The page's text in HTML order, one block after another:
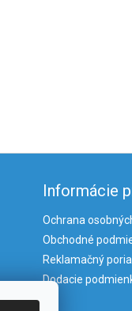
Informácie
Ochrana
Obchodné
Reklamačný
Dodacie